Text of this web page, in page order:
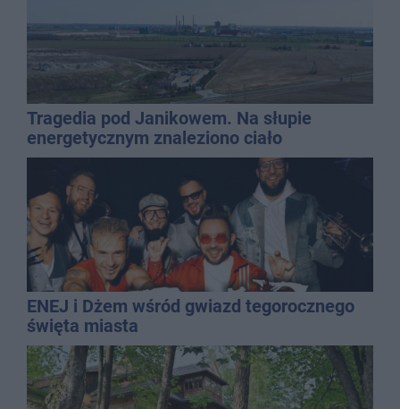
Tragedia pod Janikowem. Na słupie
energetycznym znaleziono ciało
mężczyzny
ENEJ i Dżem wśród gwiazd tegorocznego
święta miasta